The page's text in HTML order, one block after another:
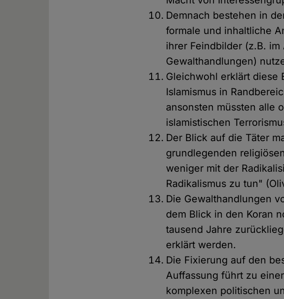
Demnach bestehen in
formale und inhaltliche
ihrer Feindbilder (z.B.
Gewalthandlungen)
Gleichwohl erklärt diese
Islamismus in
ansonsten müssten alle
islamistischen
Der Blick auf die Täter
grundlegenden
weniger mit der
Radikalismus zu tun"
Die Gewalthandlungen
dem Blick in den Koran
tausend Jahre
erklärt werden.
Die Fixierung auf den
Auffassung führt zu
komplexen politischen